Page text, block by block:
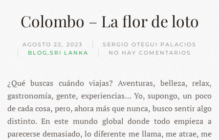
Colombo – La flor de loto
AGOSTO 22, 2023
SERGIO OTEGUI PALACIOS
BLOG, SRI LANKA NO HAY COMENTARIOS
EN
LA
DE
LOTO
¿Qué buscas cuándo viajas? Aventuras, belleza, relax,
gastronomía, gente, experiencias… Yo, supongo, un poco
de cada cosa, pero, ahora más que nunca, busco sentir algo
distinto. En este mundo global donde todo empieza a
parecerse demasiado, lo diferente me llama, me atrae, me